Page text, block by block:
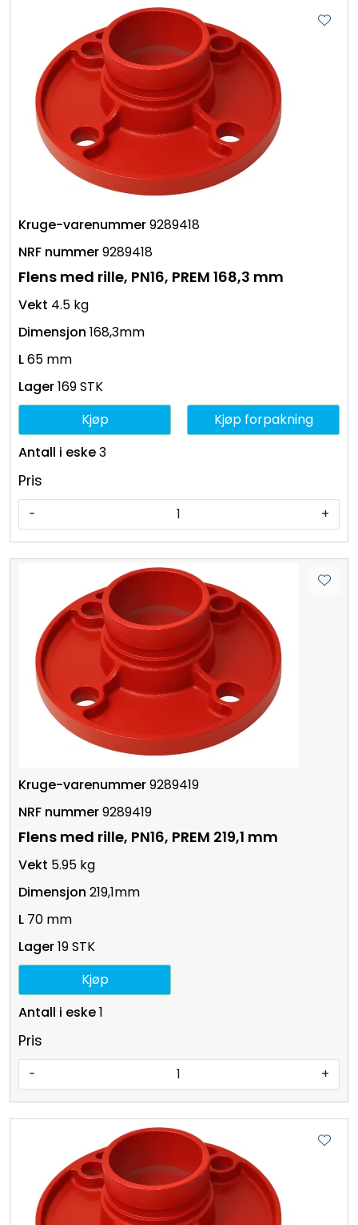
9289418
9289418
Flens med rille, PN16, PREM 168,3 mm
4.5 kg
168,3mm
65 mm
169 STK
3
Pris
- +
Kjøp Kjøp forpakning
9289419
9289419
Flens med rille, PN16, PREM 219,1 mm
5.95 kg
219,1mm
70 mm
19 STK
1
Pris
- +
Kjøp